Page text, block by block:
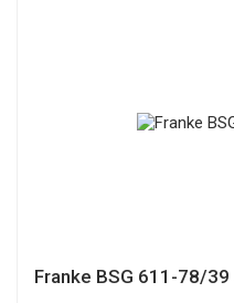
Franke BSG 611-78/39